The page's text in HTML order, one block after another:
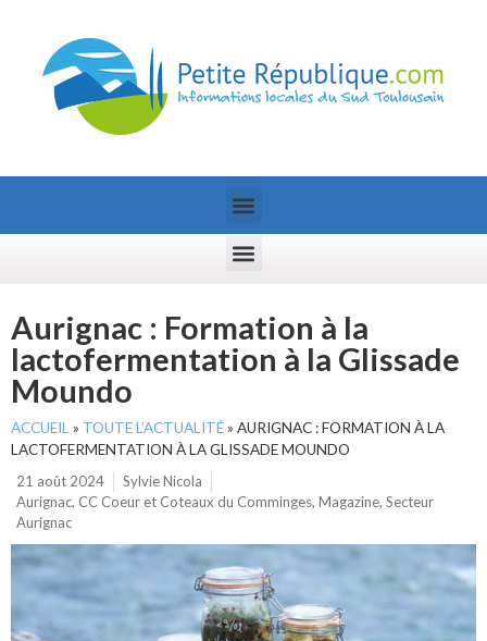
Aurignac : Formation à la
lactofermentation à la Glissade
Moundo
ACCUEIL » TOUTE L’ACTUALITÉ» AURIGNAC : FORMATION À LA
LACTOFERMENTATION À LA GLISSADE MOUNDO
21 août 2024
Sylvie Nicola
Aurignac, CC Coeur et Coteaux du Comminges, Magazine, Secteur
Aurignac